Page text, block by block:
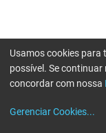
Usamos cookies para
possível. Se
concordar com nossa
Gerenciar Cookies...
Erro ao enviar